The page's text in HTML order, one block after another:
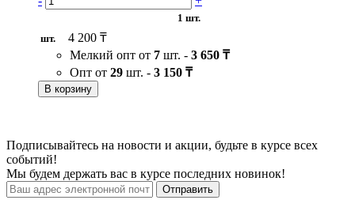
1 шт.
шт.
4 200 ₸
Мелкий опт от 7 шт. - 3 650 ₸
Опт от 29 шт. - 3 150 ₸
В корзину
Подписывайтесь на новости и акции, будьте в курсе всех
событий!
Мы будем держать вас в курсе последних новинок!